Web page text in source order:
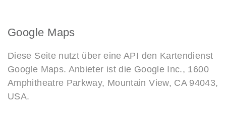
Google Maps
Diese Seite nutzt über eine API den Kartendienst
Google Maps. Anbieter ist die Google Inc., 1600
Amphitheatre Parkway, Mountain View, CA 94043,
USA.